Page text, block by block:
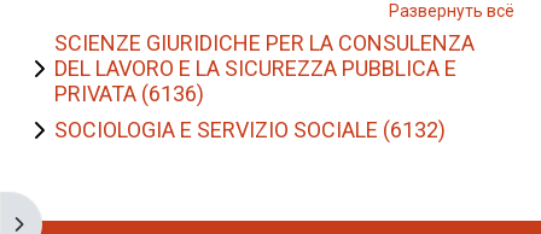
Istruzioni per studenti
Contatti
Открыть боковую панель
Развернуть всё
SCIENZE GIURIDICHE PER LA CONSULENZA
DEL LAVORO E LA SICUREZZA PUBBLICA E
PRIVATA (6136)
SOCIOLOGIA E SERVIZIO SOCIALE (6132)